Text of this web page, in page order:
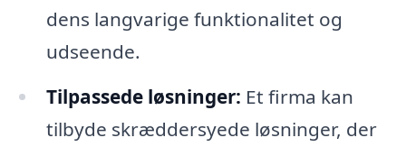
dens langvarige funktionalitet og
udseende.
Tilpassede løsninger: Et firma kan
tilbyde skræddersyede løsninger, der